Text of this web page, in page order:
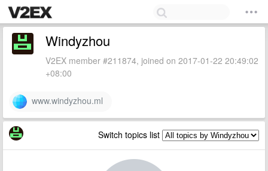
Windyzhou
V2EX member #211874, joined on 2017-01-22 20:49:02
+08:00
www.windyzhou.ml
Switch topics list